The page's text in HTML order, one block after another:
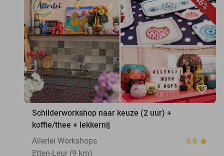
favorite_border
Schilderworkshop naar keuze (2 uur) +
koffie/thee + lekkernij
Allerlei Workshops
9.8 star
Etten-Leur (9 km)